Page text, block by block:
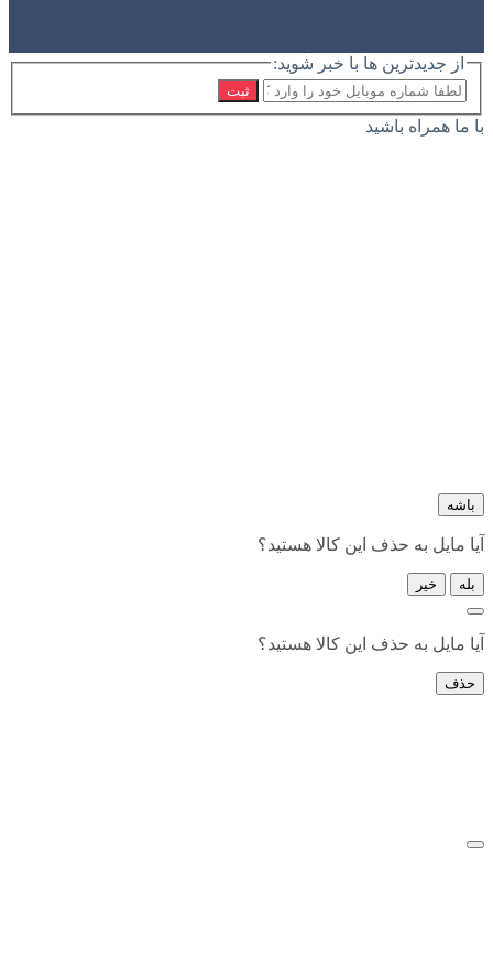
از جدیدترین ها با خبر شوید:
ثبت
با ما همراه باشید
باشه
آیا مایل به حذف این کالا هستید؟
بله خیر
آیا مایل به حذف این کالا هستید؟
حذف